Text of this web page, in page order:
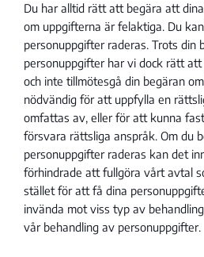
Du har alltid rätt att begära att
om uppgifterna är felaktiga. Du
personuppgifter raderas. Trots din
personuppgifter har vi dock rätt
och inte tillmötesgå din begäran
nödvändig för att uppfylla en
omfattas av, eller för att kunna
försvara rättsliga anspråk. Om du
personuppgifter raderas kan det
förhindrade att fullgöra vårt avtal
stället för att få dina
invända mot viss typ av
vår behandling av personuppgifter.